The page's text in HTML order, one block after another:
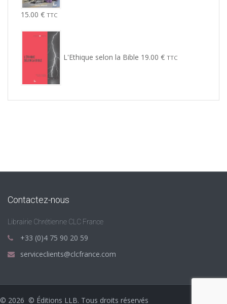
15.00 € TTC
L'Ethique selon la Bible 19.00 € TTC
Contactez-nous
Librairie Chrétienne CLC France
+33 (0)4 75 90 20 59
serviceclients@clcfrance.com
© 2026 © Éditions LLB. Tous droits réservés